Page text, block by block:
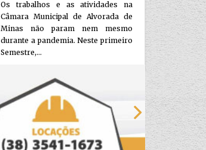
Os trabalhos e as atividades na
Câmara Municipal de Alvorada de
Minas não param nem mesmo
durante a pandemia. Neste primeiro
Semestre,...